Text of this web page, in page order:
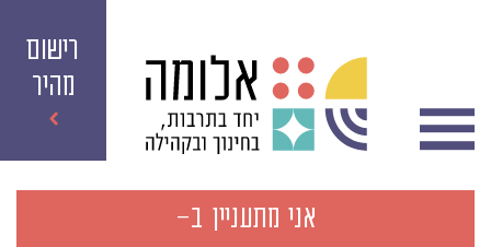
רישום
מהיר
אני מתעניין ב-